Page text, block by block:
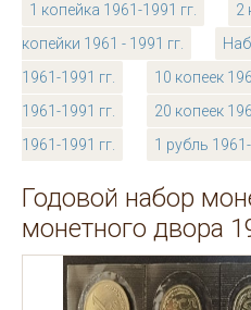
1 копейка 1961-1991 гг. 2
копейки 1961 - 1991 гг.
1961-1991 гг.
10 копеек
1961-1991 гг.
20 копеек
1961-1991 гг.
1 рубль 1961-
Годовой набор
монетного двора